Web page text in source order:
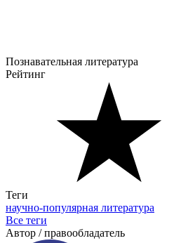
Познавательная литература
Рейтинг
Теги
научно-популярная литература
Все теги
Автор / правообладатель